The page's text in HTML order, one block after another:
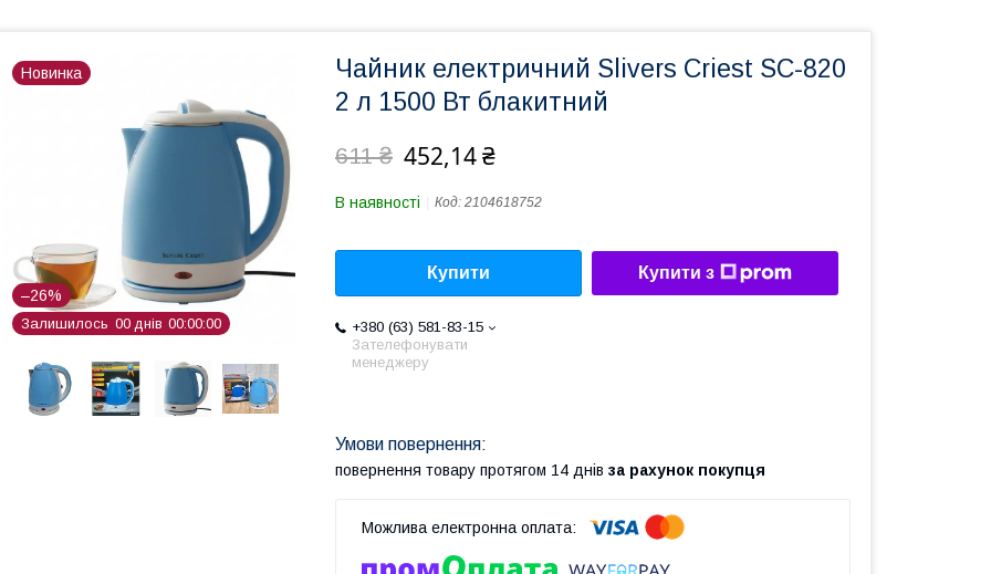
Новинка
–26%
Залишилось 00 днів 00 00 00
Чайник електричний Slivers Criest SC-820
2 л 1500 Вт блакитний
611 ₴ 452,14 ₴
В наявності Код: 2104618752
Купити Купити з
+380 (63) 581-83-15
Зателефонувати
менеджеру
повернення товару протягом 14 днів за рахунок покупця